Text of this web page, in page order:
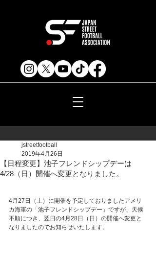
【日程変更】池子フレンドシップデーは
4/28（日）開催へ変更となりました。
jstreetfootball
2019年4月26日
4月27日（土）に開催を予定しておりましたアメリ
カ海軍の「池子フレンドシップデー」ですが、天候
不順につき、翌日の4月28日（日）の開催へ変更と
なりましたのでお知らせいたします。